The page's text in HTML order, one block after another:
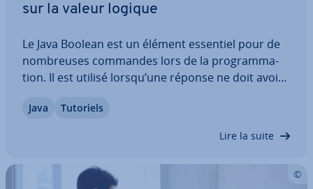
sur la valeur logique
Le Java Boolean est un élément essentiel pour de
nom­breuses commandes lors de la pro­gram­ma­
tion. Il est utilisé lorsqu’une réponse ne doit avoir
dans le code afin d’effectuer ou d’empêcher des
Java Tutoriels
Lire la suite